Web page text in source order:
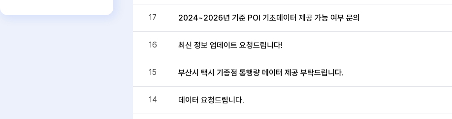
17 2024~2026년 기준 POI 기초데이터 제공 가능 여부 문의
16 최신 정보 업데이트 요청드립니다!
15 부산시 택시 기종점 통행량 데이터 제공 부탁드립니다.
14 데이터 요청드립니다.